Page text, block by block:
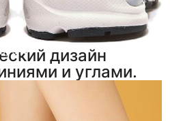
дизайн
и углами.
, 5